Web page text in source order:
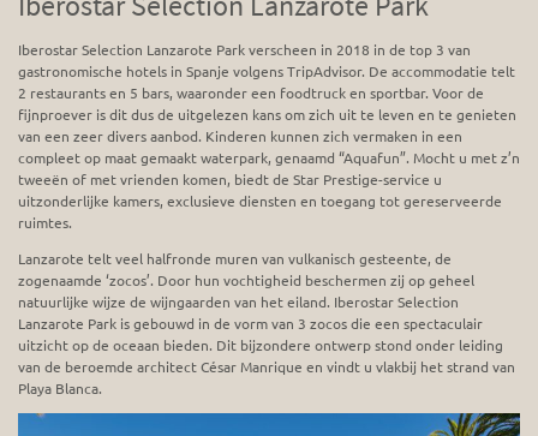
Iberostar Selection Lanzarote Park verscheen in 2018 in de top 3 van
gastronomische hotels in Spanje volgens TripAdvisor. De accommodatie telt
2 restaurants en 5 bars, waaronder een foodtruck en sportbar. Voor de
fijnproever is dit dus de uitgelezen kans om zich uit te leven en te genieten
van een zeer divers aanbod. Kinderen kunnen zich vermaken in een
compleet op maat gemaakt waterpark, genaamd “Aquafun”. Mocht u met z’n
tweeën of met vrienden komen, biedt de Star Prestige-service u
uitzonderlijke kamers, exclusieve diensten en toegang tot gereserveerde
ruimtes.
Lanzarote telt veel halfronde muren van vulkanisch gesteente, de
zogenaamde ‘zocos’. Door hun vochtigheid beschermen zij op geheel
natuurlijke wijze de wijngaarden van het eiland. Iberostar Selection
Lanzarote Park is gebouwd in de vorm van 3 zocos die een spectaculair
uitzicht op de oceaan bieden. Dit bijzondere ontwerp stond onder leiding
van de beroemde architect César Manrique en vindt u vlakbij het strand van
Playa Blanca.